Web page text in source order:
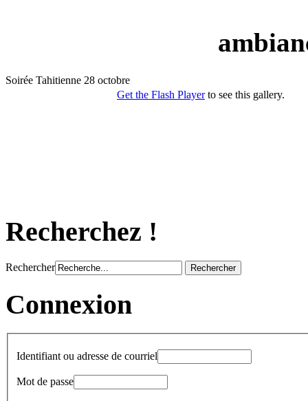
Recherchez !
Rechercher
Connexion
Identifiant ou adresse de courriel
Mot de passe